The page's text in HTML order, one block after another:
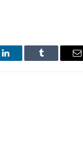
LinkedIn Tumblr